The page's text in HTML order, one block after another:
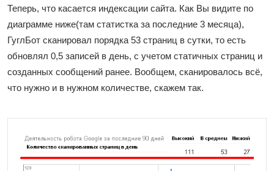
Теперь, что касается индексации сайта. Как Вы видите по
диаграмме ниже(там статистка за последние 3 месяца),
ГуглБот сканировал порядка 53 страниц в сутки, то есть
обновлял 0,5 записей в день, с учетом статичных страниц и
созданных сообщений ранее. Вообщем, сканировалось всё,
что нужно и в нужном количестве, скажем так.